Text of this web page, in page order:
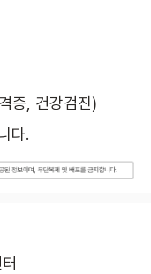
증, 건강검진)
다.